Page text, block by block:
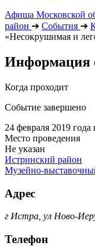
Афиша Московской
район ➔ События ➔
«Несокрушимая и
Информация
Когда проходит
Событие завершено
24 февраля 2019 года
Место проведения
Не указан
Истринский район
Музейно-
Адрес
г Истра, ул Ново-
Телефон